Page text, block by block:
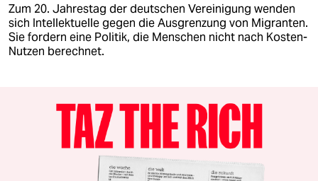
Zum 20. Jahrestag der deutschen Vereinigung wenden
sich Intellektuelle gegen die Ausgrenzung von Migranten.
Sie fordern eine Politik, die Menschen nicht nach Kosten-
Nutzen berechnet.